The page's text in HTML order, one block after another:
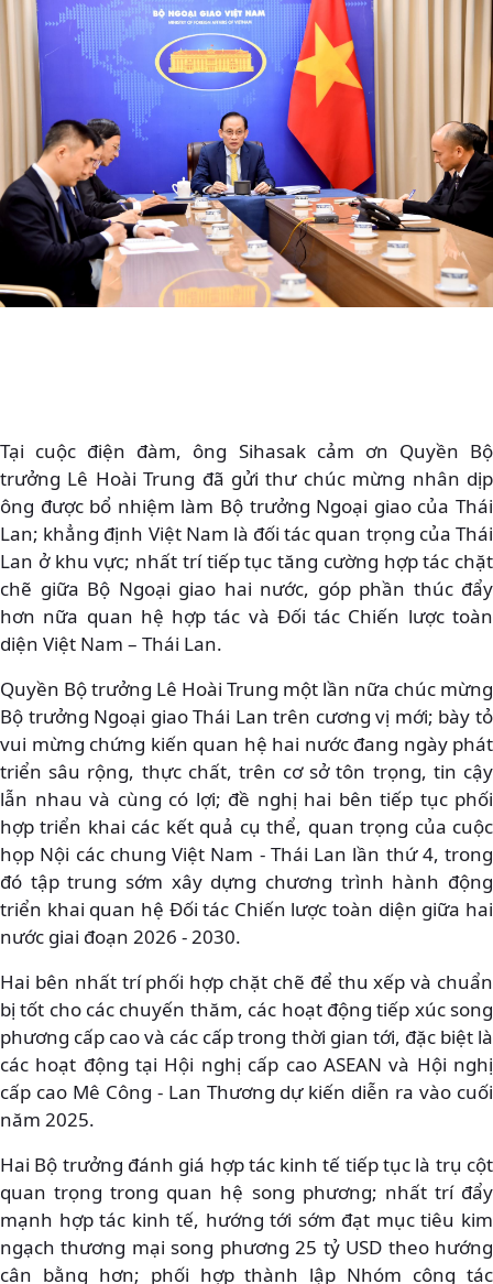
Tại cuộc điện đàm, ông Sihasak cảm ơn Quyền Bộ
trưởng Lê Hoài Trung đã gửi thư chúc mừng nhân dịp
ông được bổ nhiệm làm Bộ trưởng Ngoại giao của Thái
Lan; khẳng định Việt Nam là đối tác quan trọng của Thái
Lan ở khu vực; nhất trí tiếp tục tăng cường hợp tác chặt
chẽ giữa Bộ Ngoại giao hai nước, góp phần thúc đẩy
hơn nữa quan hệ hợp tác và Đối tác Chiến lược toàn
diện Việt Nam – Thái Lan.
Quyền Bộ trưởng Lê Hoài Trung một lần nữa chúc mừng
Bộ trưởng Ngoại giao Thái Lan trên cương vị mới; bày tỏ
vui mừng chứng kiến quan hệ hai nước đang ngày phát
triển sâu rộng, thực chất, trên cơ sở tôn trọng, tin cậy
lẫn nhau và cùng có lợi; đề nghị hai bên tiếp tục phối
hợp triển khai các kết quả cụ thể, quan trọng của cuộc
họp Nội các chung Việt Nam - Thái Lan lần thứ 4, trong
đó tập trung sớm xây dựng chương trình hành động
triển khai quan hệ Đối tác Chiến lược toàn diện giữa hai
nước giai đoạn 2026 - 2030.
Hai bên nhất trí phối hợp chặt chẽ để thu xếp và chuẩn
bị tốt cho các chuyến thăm, các hoạt động tiếp xúc song
phương cấp cao và các cấp trong thời gian tới, đặc biệt là
các hoạt động tại Hội nghị cấp cao ASEAN và Hội nghị
cấp cao Mê Công - Lan Thương dự kiến diễn ra vào cuối
năm 2025.
Hai Bộ trưởng đánh giá hợp tác kinh tế tiếp tục là trụ cột
quan trọng trong quan hệ song phương; nhất trí đẩy
mạnh hợp tác kinh tế, hướng tới sớm đạt mục tiêu kim
ngạch thương mại song phương 25 tỷ USD theo hướng
cân bằng hơn; phối hợp thành lập Nhóm công tác